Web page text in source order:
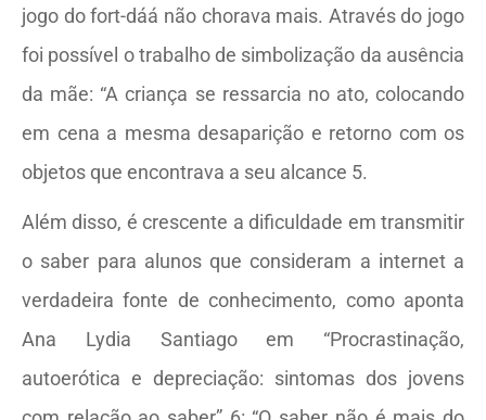
jogo do fort-dáá não chorava mais. Através do jogo
foi possível o trabalho de simbolização da ausência
da mãe: “A criança se ressarcia no ato, colocando
em cena a mesma desaparição e retorno com os
objetos que encontrava a seu alcance 5.
Além disso, é crescente a dificuldade em transmitir
o saber para alunos que consideram a internet a
verdadeira fonte de conhecimento, como aponta
Ana Lydia Santiago em “Procrastinação,
autoerótica e depreciação: sintomas dos jovens